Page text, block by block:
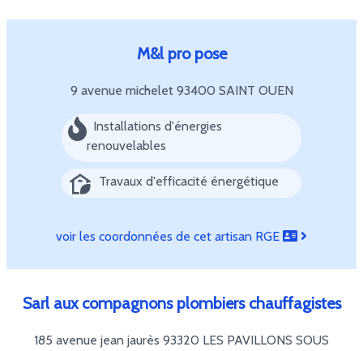
M&l pro pose
9 avenue michelet 93400 SAINT OUEN
Installations d'énergies
renouvelables
Travaux d'efficacité énergétique
voir les coordonnées de cet artisan RGE
Sarl aux compagnons plombiers chauffagistes
185 avenue jean jaurès 93320 LES PAVILLONS SOUS